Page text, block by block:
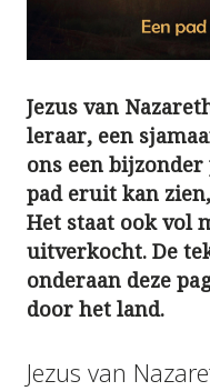
Jezus van
leraar, een
ons een bijzonder
pad eruit kan
Het staat ook vol
uitverkocht. De
onderaan deze
door het land.
Jezus van